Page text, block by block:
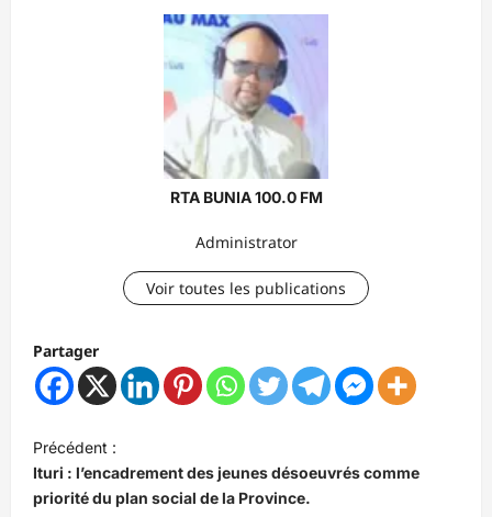
RTA BUNIA 100.0 FM
Administrator
Voir toutes les publications
Partager
a
v
Précédent :
Ituri : l’encadrement des jeunes désoeuvrés comme
priorité du plan social de la Province.